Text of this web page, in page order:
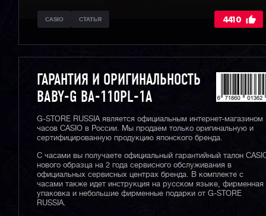
CASIO СТАТЬЯ 4410
ГАРАНТИЯ И ОРИГИНАЛЬНОСТЬ
BABY-G BA-110PL-1A
G-STORE RUSSIA является официальным интернет-магазином
часов CASIO в России. Мы продаем только оригинальную и
сертифицированную продукцию японского бренда.
С часами вы получаете официальный гарантийный талон
нового образца на 2 года сервисного обслуживания в
официальных сервисных центрах бренда. В комплекте с
часами также идет инструкция на русском языке, фирменная
упаковка и небольшие фирменные подарки от G-STORE
RUSSIA.